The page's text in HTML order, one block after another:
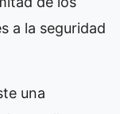
a la seguridad
una